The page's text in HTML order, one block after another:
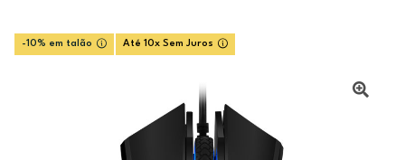
-10% em talão Até 10x Sem Juros